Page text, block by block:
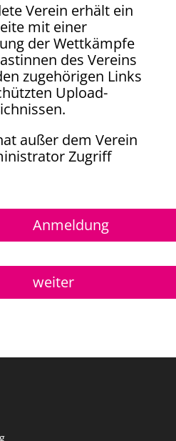
Verein erhält ein
mit einer
der Wettkämpfe
des Vereins
zugehörigen Links
Upload-
außer dem Verein
Zugriff
Anmeldung
weiter